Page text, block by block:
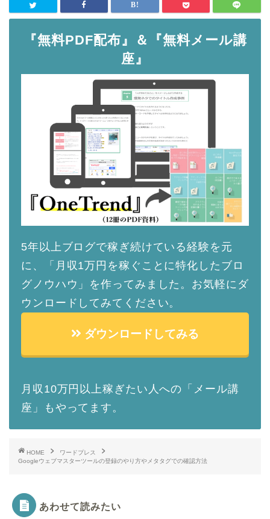
『無料PDF配布』＆『無料メール講
座』
5年以上ブログで稼ぎ続けている経験を元
に、「月収1万円を稼ぐことに特化したブロ
グノウハウ」を作ってみました。お気軽にダ
ウンロードしてみてください。
ダウンロードしてみる
月収10万円以上稼ぎたい人への「メール講
座」もやってます。
HOME
ワードプレス
Googleウェブマスターツールの登録のやり方やメタタグでの確認方法
あわせて読みたい